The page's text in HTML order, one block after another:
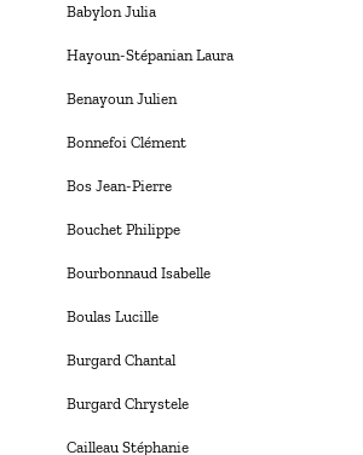
Babylon Julia
Hayoun-Stépanian Laura
Benayoun Julien
Bonnefoi Clément
Bos Jean-Pierre
Bouchet Philippe
Bourbonnaud Isabelle
Boulas Lucille
Burgard Chantal
Burgard Chrystele
Cailleau Stéphanie